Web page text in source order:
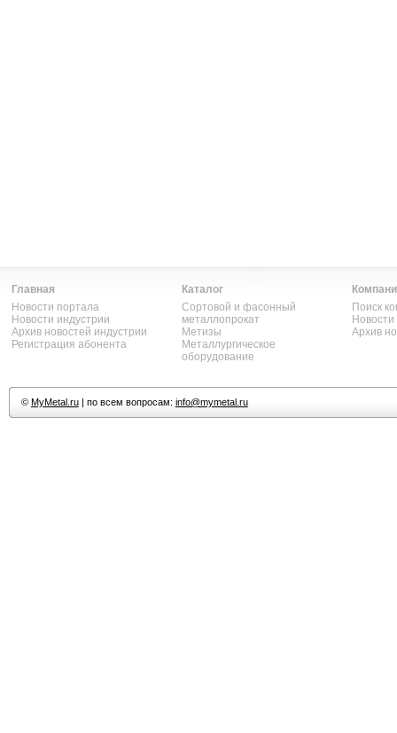
Главная
Новости портала
Новости индустрии
Архив новостей индустрии
Регистрация абонента
Каталог
Сортовой и фасонный
металлопрокат
Метизы
Металлургическое
оборудование
Поиск
Архив
© MyMetal.ru| по всем вопросам: info@mymetal.ru